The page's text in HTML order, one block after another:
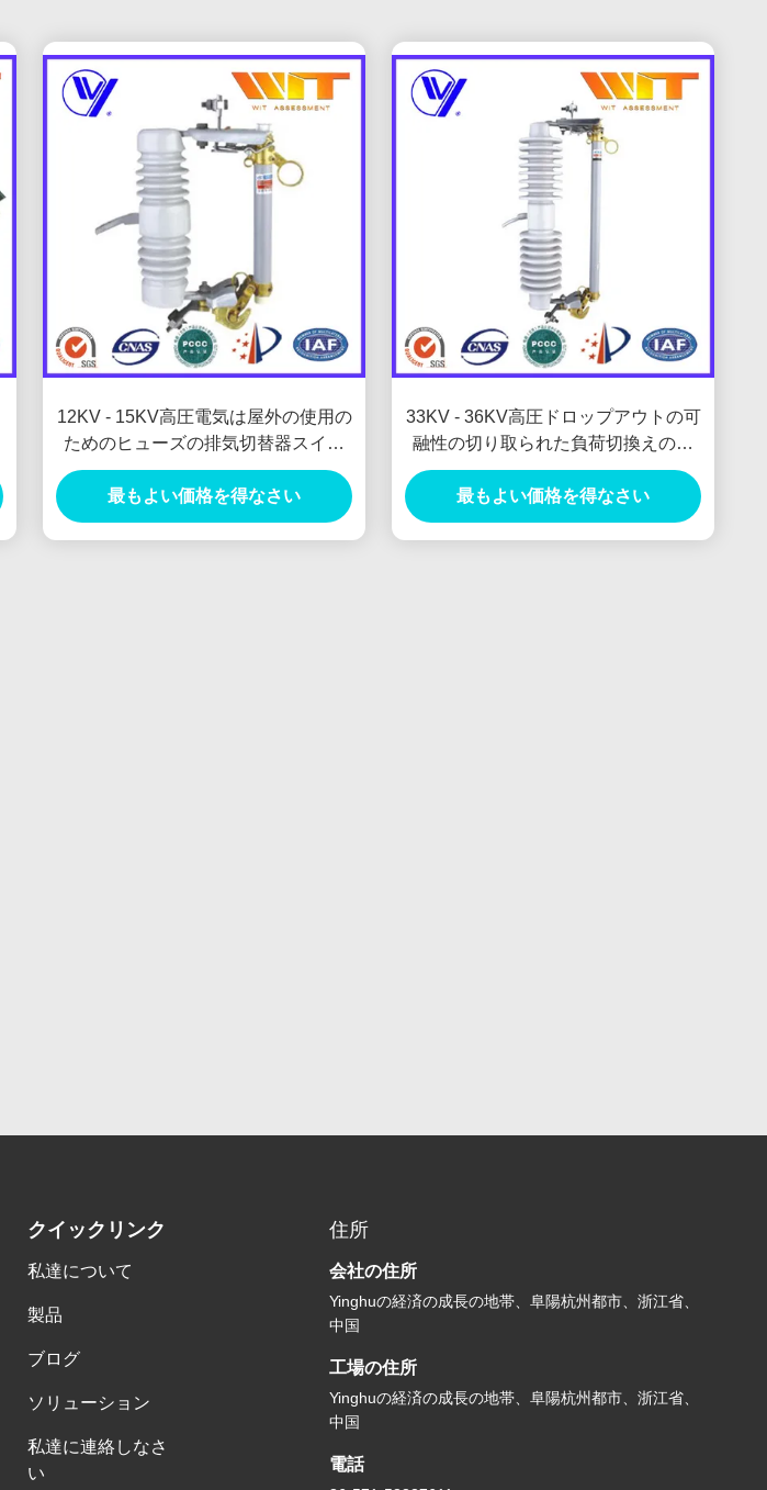
12KV - 15KV高圧電気は屋外の使用の
ためのヒューズの排気切替器スイッ
チを脱落させる
最もよい価格を得なさい
33KV - 36KV高圧ドロップアウトの可
融性の切り取られた負荷切換えのヒ
ューズ
最もよい価格を得なさい
クイックリンク
私達について
製品
ブログ
ソリューション
私達に連絡しなさ
い
住所
会社の住所
Yinghuの経済の成長の地帯、阜陽杭州都市、浙江省、
中国
工場の住所
Yinghuの経済の成長の地帯、阜陽杭州都市、浙江省、
中国
電話